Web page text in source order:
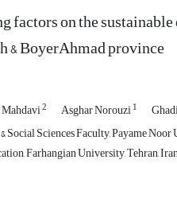
factors on the
& BoyerAhmad province
2 Asghar Norouzi1
Social Sciences Faculty, Payame
Farhangian University, Tehran,